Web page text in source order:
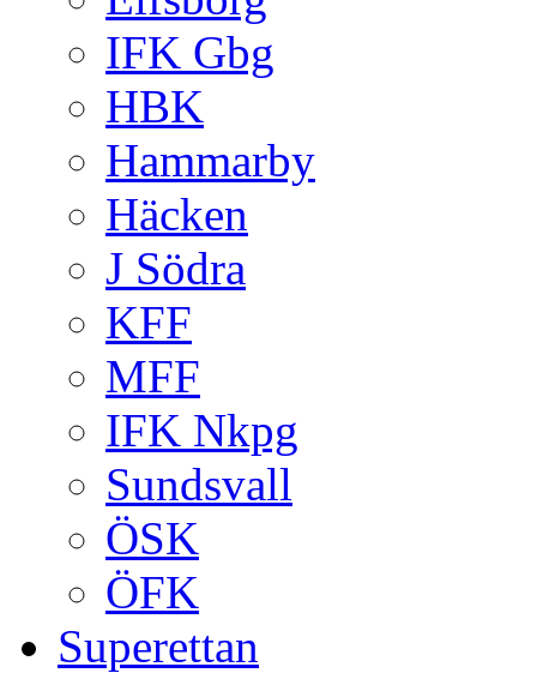
IFK Gbg
HBK
Hammarby
Häcken
J Södra
KFF
MFF
IFK Nkpg
Sundsvall
ÖSK
ÖFK
Superettan